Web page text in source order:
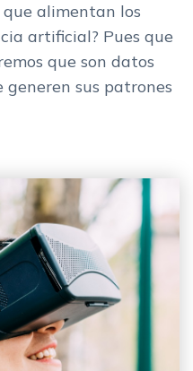
que alimentan los
artificial? Pues que
que son datos
sus patrones